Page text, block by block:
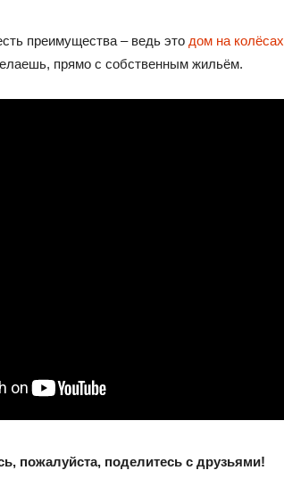
преимущества – ведь это дом на колёсах
прямо с собственным жильём.
пожалуйста, поделитесь с друзьями!